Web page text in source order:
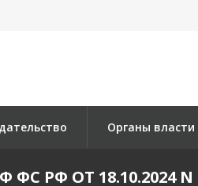
Органы власти
РФ ОТ 18.10.2024